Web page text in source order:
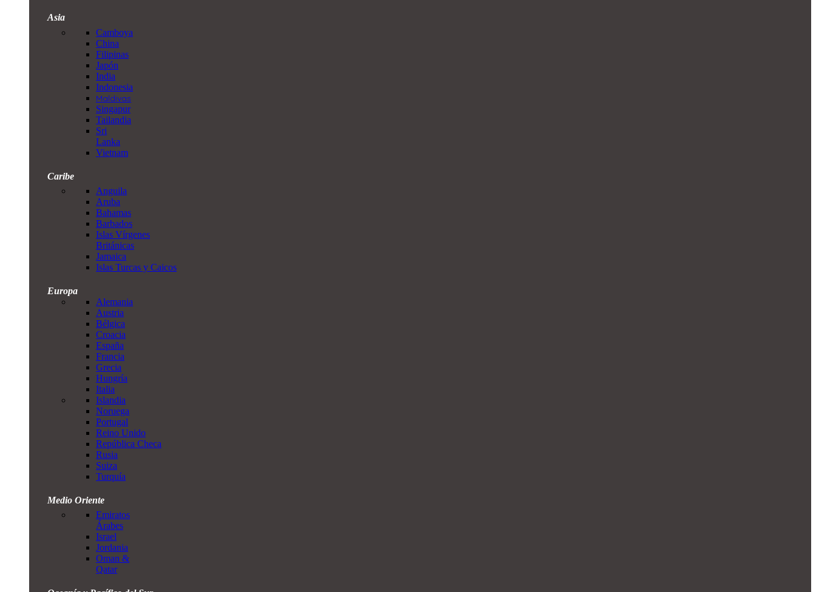
Asia
Camboya
China
Filipinas
Japón
India
Indonesia
Maldivas
Singapur
Tailandia
Sri
Lanka
Vietnam
Caribe
Anguila
Aruba
Bahamas
Barbados
Islas Vírgenes
Británicas
Jamaica
Islas Turcas y Caicos
Europa
Alemania
Austria
Bélgica
Croacia
España
Francia
Grecia
Hungría
Italia
Islandia
Noruega
Portugal
Reino Unido
República Checa
Rusia
Suiza
Turquía
Medio Oriente
Emiratos
Árabes
Israel
Jordania
Oman &
Qatar